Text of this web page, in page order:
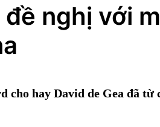
nghị với
cho hay David de Gea đã